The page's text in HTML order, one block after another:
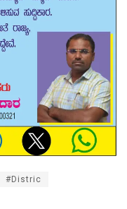
#Distric